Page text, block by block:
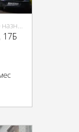
Инвестиции в помещение свободного назначения (ПСН)
17Б